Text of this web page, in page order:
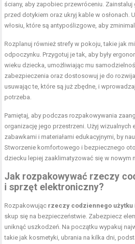
ściany, aby zapobiec przewróceniu.
przed dotykiem oraz ukryj kable w osłonach.
włosiu, które są antypoślizgowe, aby
Rozplanuj również strefy w pokoju, takie jak
odpoczynku. Przygotuj je tak, aby były
wieku dziecka, umożliwiając mu
zabezpieczenia oraz dostosowuj je do
usuwając te, które są już zbędne, i
potrzeba.
Pamiętaj, aby podczas rozpakowywania
organizację jego przestrzeni. Użyj wizualnych
zabawkami i materiałami edukacyjnymi, by
Stworzenie komfortowego i bezpiecznego
dziecku lepiej zaaklimatyzować się w nowym
Jak rozpakowywać rzeczy
i sprzęt elektroniczny?
Rozpakowując rzeczy codziennego użytku
skup się na bezpieczeństwie. Zabezpiecz
uniknąć uszkodzeń. Na początku wypakuj
takie jak kosmetyki, ubrania na kilka dni,